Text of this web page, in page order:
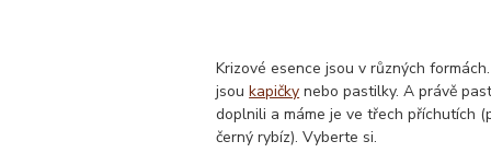
Krizové esence jsou v různých
jsoukapičky nebo pastilky. A právě
doplnili a máme je ve třech příchutích
černý rybíz). Vyberte si.